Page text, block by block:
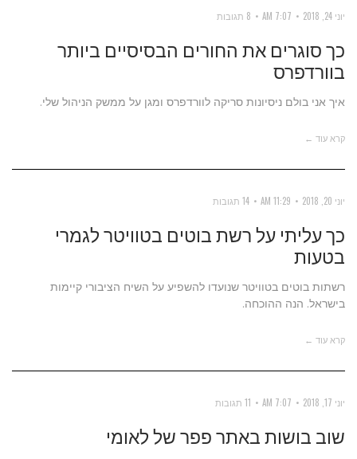
יוני 24, 2018 7:07 AM 8 תגובות
כך סוגרים את החורים הבסיסיים ביותר
בוורדפרס
איך אני בולם ניסיונות סריקה לוורדפרס ומגן על ממשק הניהול שלי.
קרא עוד ←
יוני 20, 2018 11:29 AM 14 תגובות
כך עליתי על רשת בוטים בטוויטר לגמרי
בטעות
רשתות בוטים בטוויטר שנועדו להשפיע על השיח הציבורי קיימות
בישראל. הנה ההוכחה.
קרא עוד ←
יוני 17, 2018 7:07 AM 11 תגובות
שוב בושות באתר פפר של לאומי